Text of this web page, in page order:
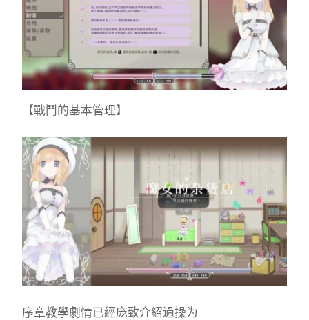
【戰鬥的基本管理】
序章教學劇情已經庞致介紹過操为